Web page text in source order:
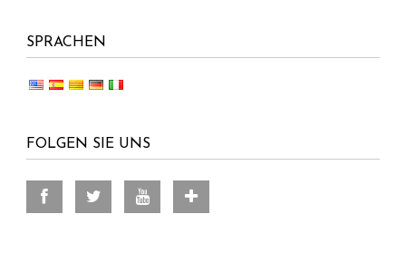
SPRACHEN
FOLGEN SIE UNS